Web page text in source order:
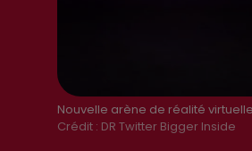
Nouvelle arène de réalité
Crédit : DR Twitter Bigger Inside